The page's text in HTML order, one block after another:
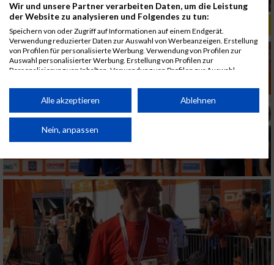
ALBUM B2RUN MÜNCHEN, B2RUN / 16.07.2019
Wir und unsere Partner verarbeiten Daten, um die Leistung
der Website zu analysieren und Folgendes zu tun:
Speichern von oder Zugriff auf Informationen auf einem Endgerät.
Verwendung reduzierter Daten zur Auswahl von Werbeanzeigen. Erstellung
von Profilen für personalisierte Werbung. Verwendung von Profilen zur
Auswahl personalisierter Werbung. Erstellung von Profilen zur
Personalisierung von Inhalten. Verwendung von Profilen zur Auswahl
Performance von Inhalten. Analyse von Zielgruppen durch Statistiken oder
Kombinationen von Daten aus verschiedenen Quellen. Entwicklung und
von Inhalten.
Daten können außerhalb der Europäischen Union weitergegeben und in die
Website/App.
Partnerliste anzeigen (1 IAB-Anbieter)
Wir nutzen Ihre Daten für folgende Zwecke:
IAB-Verarbeitungszwecke:
Speichern von oder Zugriff auf Informationen
auf einem Endgerät
Alle akzeptieren Ablehnen
Nein, anpassen